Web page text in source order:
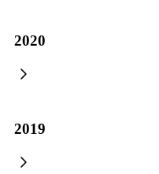
Javni konkurs za izbor i
11.06.2026